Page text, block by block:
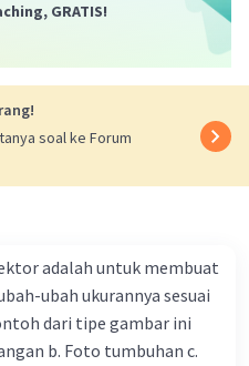
GRATIS!
soal ke Forum
adalah untuk membuat
ubah ukurannya sesuai
dari tipe gambar ini